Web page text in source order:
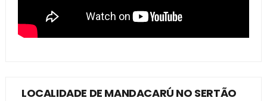
LOCALIDADE DE MANDACARÚ NO SERTÃO